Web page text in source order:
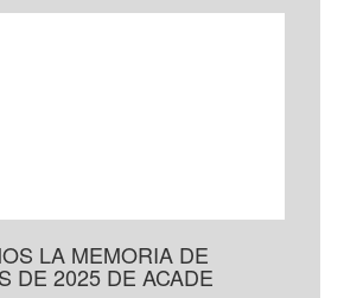
LA MEMORIA DE
DE 2025 DE ACADE